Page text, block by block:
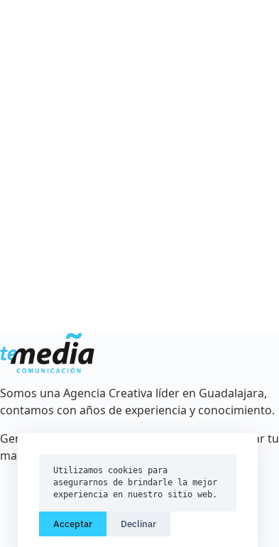
Utilizamos cookies para
asegurarnos de brindarle la mejor
experiencia en nuestro sitio web.
Acceptar Declinar
Somos una Agencia Creativa líder en Guadalajara,
contamos con años de experiencia y conocimiento.
Generamos estrategias creativas para posicionar tu
marca.